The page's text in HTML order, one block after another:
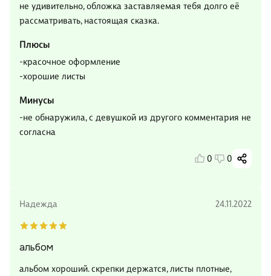
не удивительно, обложка заставляемая тебя долго её
рассматривать, настоящая сказка.
Плюсы
-красочное оформление
-хорошие листы
Минусы
-не обнаружила, с девушкой из другого комментария не
согласна
0 0
Надежда 24.11.2022
альбом
альбом хороший. скрепки держатся, листы плотные,